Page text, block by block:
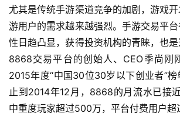
页
游
尤其是传统手游渠道竞争的加剧，游戏
游用户的需求越来越强烈。手游交易平
性日趋凸显，获得投资机构的青睐，也是
8868交易平台的创始人、CEO季尚刚
2015年度“中国30位30岁以下创业者”
止到2014年12月，8868的月流水已接
中重度玩家超过500万，平台付费用户超